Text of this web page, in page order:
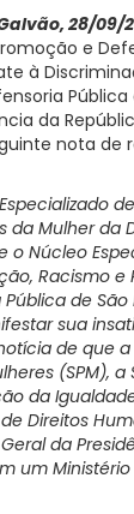
28/09/
e
à
Pública
da
nota de
da Mulher da
o Núcleo
Racismo
de
sua
de que
(SPM),
da
Direitos
da
um